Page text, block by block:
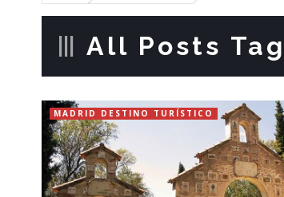
All Posts
MADRID DESTINO TURÍSTICO